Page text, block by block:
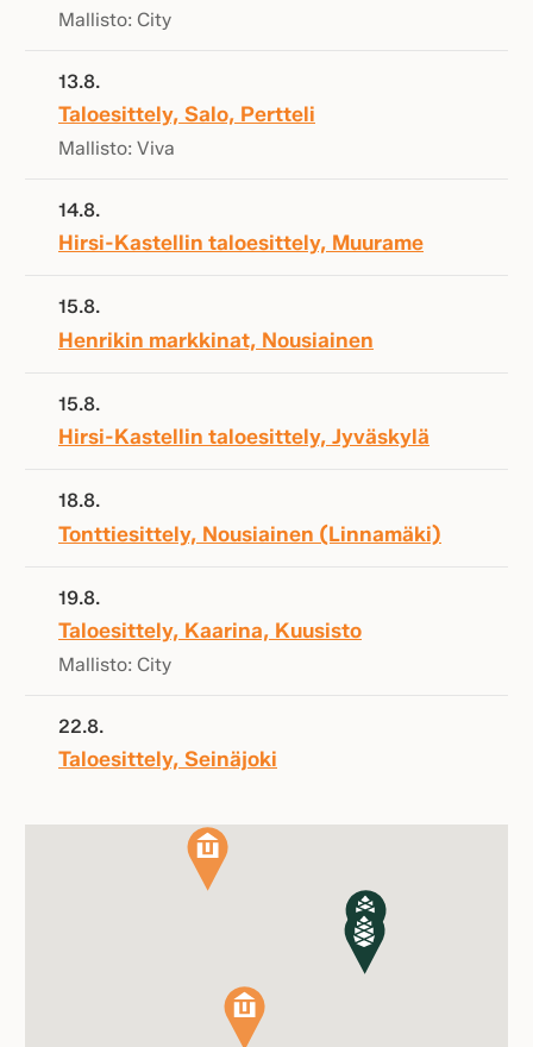
Mallisto: City
13.8.
Taloesittely, Salo, Pertteli
Mallisto: Viva
14.8.
Hirsi-Kastellin taloesittely, Muurame
15.8.
Henrikin markkinat, Nousiainen
15.8.
Hirsi-Kastellin taloesittely, Jyväskylä
18.8.
Tonttiesittely, Nousiainen (Linnamäki)
19.8.
Taloesittely, Kaarina, Kuusisto
Mallisto: City
22.8.
Taloesittely, Seinäjoki